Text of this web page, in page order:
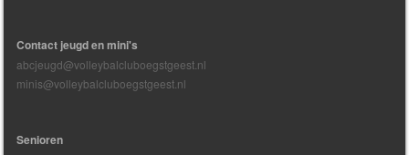
Contact jeugd en mini's
abcjeugd@volleybalcluboegstgeest.nl
minis@volleybalcluboegstgeest.nl
Senioren